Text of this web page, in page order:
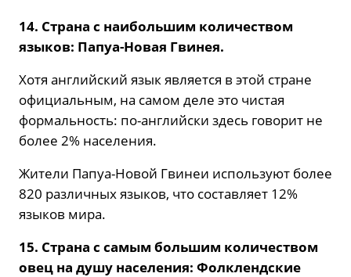
14. Страна с наибольшим количеством
языков: Папуа-Новая Гвинея.
Хотя английский язык является в этой стране
официальным, на самом деле это чистая
формальность: по-английски здесь говорит не
более 2% населения.
Жители Папуа-Новой Гвинеи используют более
820 различных языков, что составляет 12%
языков мира.
15. Страна с самым большим количеством
овец на душу населения: Фолклендские